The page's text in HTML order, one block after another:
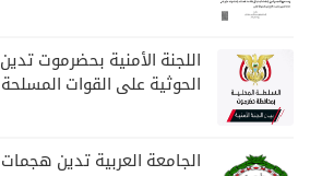
اللجنة الأمنية بحضرموت تدين
الحوثية على القوات
الجامعة العربية تدين هجمات